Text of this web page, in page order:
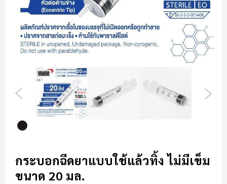
ที่
ส่วน
กระบอกฉีดยาแบบใช้แล้วทิ้ง ไม่มีเข็ม
ขนาด 20 มล.